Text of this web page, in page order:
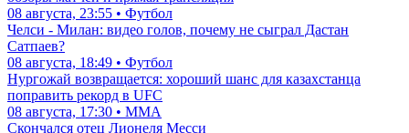
08 августа, 23:55 • Футбол
Челси - Милан: видео голов, почему не сыграл Дастан
Сатпаев?
08 августа, 18:49 • Футбол
Нургожай возвращается: хороший шанс для казахстанца
поправить рекорд в UFC
08 августа, 17:30 • ММА
Скончался отец Лионеля Месси